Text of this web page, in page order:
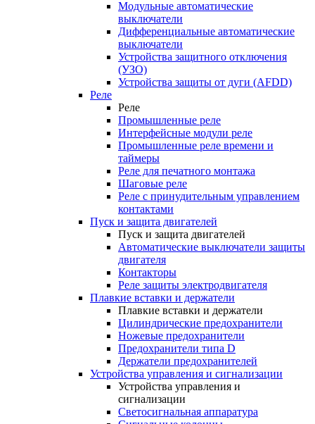
Модульные автоматические
выключатели
Дифференциальные автоматические
выключатели
Устройства защитного отключения
(УЗО)
Устройства защиты от дуги (AFDD)
Реле
Реле
Промышленные реле
Интерфейсные модули реле
Промышленные реле времени и
таймеры
Реле для печатного монтажа
Шаговые реле
Реле с принудительным управлением
контактами
Пуск и защита двигателей
Пуск и защита двигателей
Автоматические выключатели защиты
двигателя
Контакторы
Реле защиты электродвигателя
Плавкие вставки и держатели
Плавкие вставки и держатели
Цилиндрические предохранители
Ножевые предохранители
Предохранители типа D
Держатели предохранителей
Устройства управления и сигнализации
Устройства управления и
сигнализации
Светосигнальная аппаратура